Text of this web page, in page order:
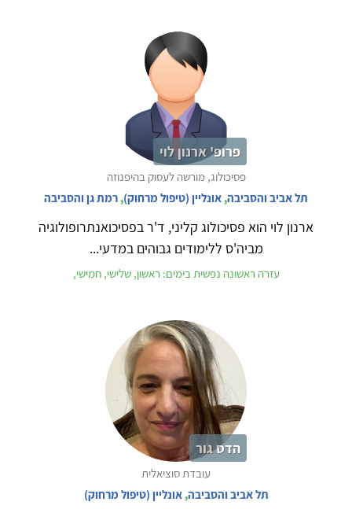
פרופ' ארנון לוי
פסיכולוג, מורשה לעסוק בהיפנוזה
תל אביב והסביבה, אונליין (טיפול מרחוק), רמת גן והסביבה
ארנון לוי הוא פסיכולוג קליני, ד'ר בפסיכואנתרופולוגיה
מביה'ס ללימודים גבוהים במדעי...
עזרה ראשונה נפשית בימים: ראשון, שלישי, חמישי,
הדס גור
עובדת סוציאלית
תל אביב והסביבה,אונליין (טיפול מרחוק)